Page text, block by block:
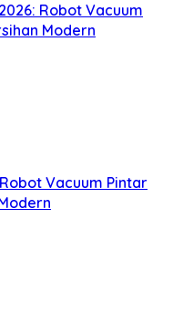
Robot Vacuum
Modern
Vacuum Pintar